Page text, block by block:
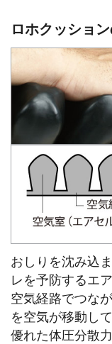
ロホクッショ
おしりを沈み込
レを予防するエ
空気経路でつな
を空気が移動し
優れた体圧分散